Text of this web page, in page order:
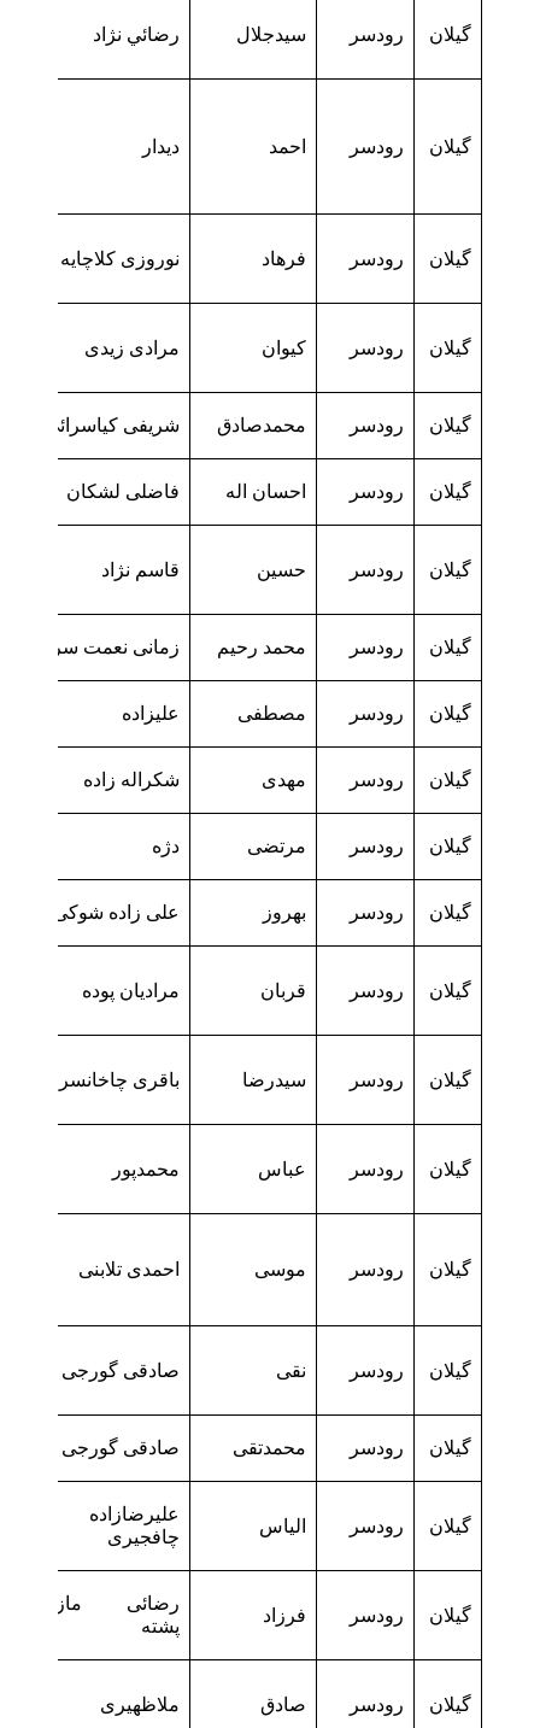
گیلان رودسر سيدجلال رضائي نژاد
گیلان رودسر احمد دیدار
گیلان رودسر فرهاد نوروزی کلاچایه
گیلان رودسر کیوان مرادی زیدی
گیلان رودسر محمدصادق شریفی کیاسرائی
گیلان رودسر احسان اله فاضلی لشکان
گیلان رودسر حسین قاسم نژاد
گیلان رودسر محمد رحیم زمانی نعمت سرا
گیلان رودسر مصطفی علیزاده
گیلان رودسر مهدی شکراله زاده
گیلان رودسر مرتضی دژه
گیلان رودسر بهروز علی زاده شوکی
گیلان رودسر قربان مرادیان پوده
گیلان رودسر سیدرضا باقری چاخانسر
گیلان رودسر عباس محمدپور
گیلان رودسر موسی احمدی تلابنی
گیلان رودسر نقی صادقی گورجی
گیلان رودسر محمدتقی صادقی گورجی
گیلان رودسر الیاس
علیرضازاده
چافجیری
گیلان رودسر فرزاد
رضائی مازوکله
پشته
گیلان رودسر صادق ملاظهیری